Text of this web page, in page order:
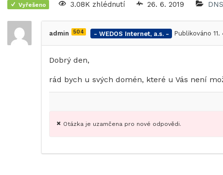
Vyřešeno 3.08K zhlédnutí 26. 6. 2019 DNS
admin 504 - WEDOS Internet, a.s. - Publikováno 11.
Dobrý den,
rád bych u svých domén, které u Vás není
Otázka je uzamčena pro nové odpovědi.